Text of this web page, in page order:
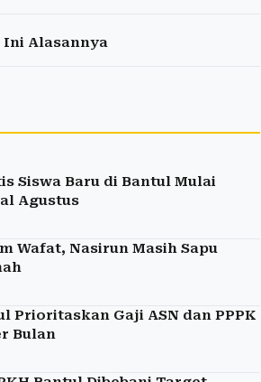
Ini Alasannya
Siswa Baru di Bantul Mulai
Agustus
Wafat, Nasirun Masih Sapu
Prioritaskan Gaji ASN dan PPPK
Bulan